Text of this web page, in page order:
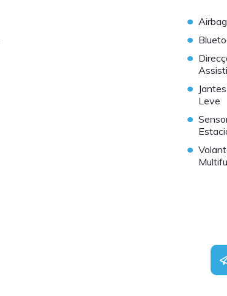
•
•
•
•
Leve
•
•